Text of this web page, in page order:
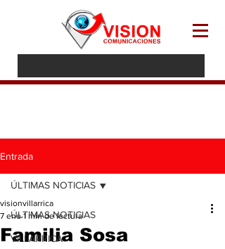
Entrada
ÚLTIMAS NOTICIAS
VILLARRICA
ÚLTIMAS NOTICIAS
Familia Sosa
visionvillarrica
7 ene 1 min de lectura